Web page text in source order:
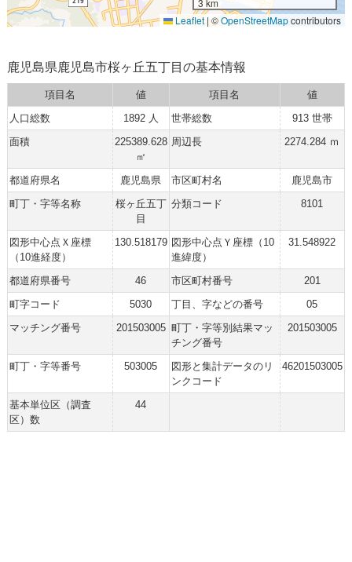
3 km
Leaflet | ©OpenStreetMapcontributors
鹿児島県鹿児島市桜ヶ丘五丁目の基本情報
項目名 値 項目名
値
人口総数
1892 人 世帯総数
913 世帯
面積
225389.628
㎡
周辺長 2274.284 ｍ
都道府県名 鹿児島県 市区町村名
鹿児島市
町丁・字等名称
桜ヶ丘五丁
目
分類コード 8101
図形中心点Ｘ座標
（10進経度）
130.518179 図形中心点Ｙ座標（10
進緯度）
31.548922
都道府県番号 46 市区町村番号
201
町字コード
5030 丁目、字などの番号
05
マッチング番号
201503005 町丁・字等別結果マッ
チング番号
201503005
町丁・字等番号 503005
図形と集計データのリ
ンクコード
46201503005
基本単位区（調査
区）数
44